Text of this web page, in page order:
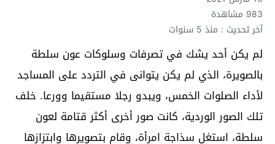
983 مشاهدة
آخر تحديث : منذ 5 سنوات
لم يكن أحد يشك في تصرفات وسلوكات عون سلطة
بالصويرة، الذي لم يكن يتوانى في التردد على المساجد
لأداء الصلوات الخمس، ويبدو رجلا مستقيما وورعا. خلف
تلك الصور الوردية، كانت صور أخرى أكثر قتامة لعون
سلطة، استغل سذاجة امرأة، وقام بتصويرها وابتزازها